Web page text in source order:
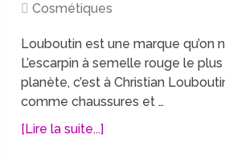
Cosmétiques
Louboutin est une marque qu’on
L’escarpin à semelle rouge le
planète, c’est à Christian
comme chaussures et …
[Lire la suite...]